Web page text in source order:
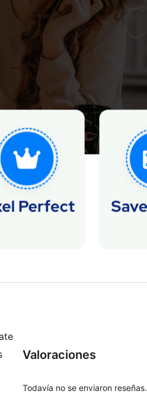
Valoraciones
Todavía no se enviaron reseñas.